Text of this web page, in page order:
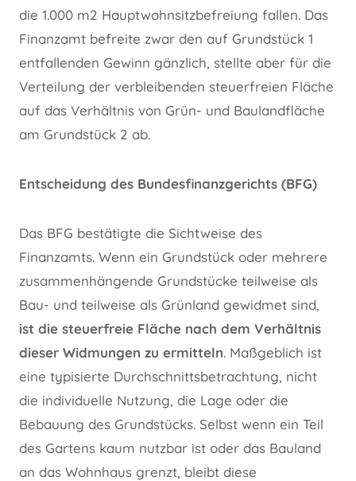
die 1.000 m2 Hauptwohnsitzbefreiung fallen. Das
Finanzamt befreite zwar den auf Grundstück 1
entfallenden Gewinn gänzlich, stellte aber für die
Verteilung der verbleibenden steuerfreien Fläche
auf das Verhältnis von Grün- und Baulandfläche
am Grundstück 2 ab.
Entscheidung des Bundesfinanzgerichts (BFG)
Das BFG bestätigte die Sichtweise des
Finanzamts. Wenn ein Grundstück oder mehrere
zusammenhängende Grundstücke teilweise als
Bau- und teilweise als Grünland gewidmet sind,
ist die steuerfreie Fläche nach dem Verhältnis
dieser Widmungen zu ermitteln. Maßgeblich ist
eine typisierte Durchschnittsbetrachtung, nicht
die individuelle Nutzung, die Lage oder die
Bebauung des Grundstücks. Selbst wenn ein Teil
des Gartens kaum nutzbar ist oder das Bauland
an das Wohnhaus grenzt, bleibt diese